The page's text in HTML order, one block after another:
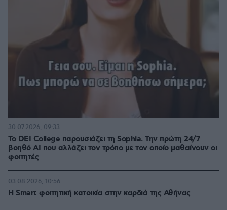
Το DEI College παρουσιάζει τη Sophia. Την πρώτη 24/7
βοηθό AI που αλλάζει τον τρόπο με τον οποίο μαθαίνουν οι
φοιτητές
30.07.2026, 09:33
Η Smart φοιτητική κατοικία στην καρδιά της Αθήνας
03.08.2026, 10:56